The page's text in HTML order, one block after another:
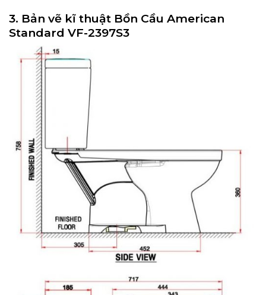
3. Bản vẽ kĩ thuật Bồn Cầu American
Standard VF-2397S3